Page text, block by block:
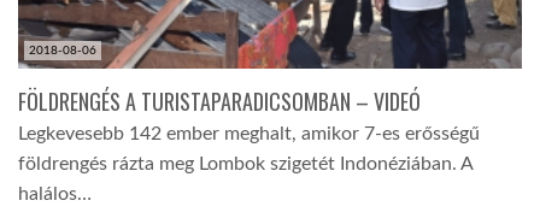
GLOBOBOOK
2018-08-06
FÖLDRENGÉS A TURISTAPARADICSOMBAN – VIDEÓ
Legkevesebb 142 ember meghalt, amikor 7-es erősségű
földrengés rázta meg Lombok szigetét Indonéziában. A
halálos…